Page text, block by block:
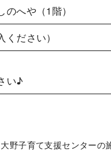
へや（1階）
ださい）
い♪
大野子育て支援センターの